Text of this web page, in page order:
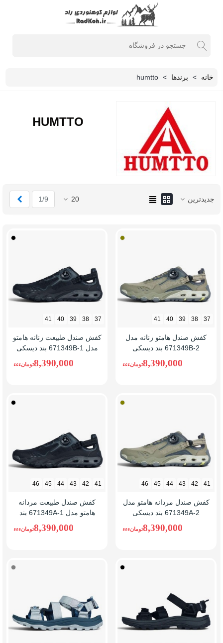
خانه > برندها >
humtto
HUMTTO
جدیدترین 20
1/9
سبز
37
38
39
40
41
کفش صندل هامتو زنانه مدل
671349B-2 بند دیسکی
8,390,000تومانءءء
37
38
39
40
41
کفش صندل طبیعت زنانه هامتو
مدل 671349B-1 بند دیسکی
8,390,000تومانءءء
سبز
41
42
43
44
45
46
کفش صندل مردانه هامتو مدل
671349A-2 بند دیسکی
8,390,000تومانءءء
41
42
43
44
45
46
کفش صندل طبیعت مردانه
هامتو مدل 671349A-1 بند
دیسکی
8,390,000تومانءءء
مشکی